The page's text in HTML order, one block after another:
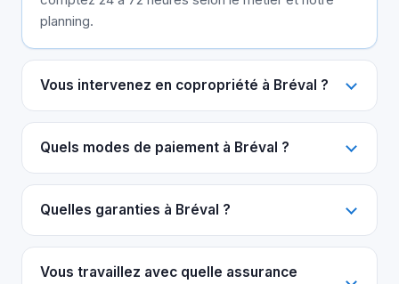
planning.
Vous intervenez en copropriété à Bréval ?
Quels modes de paiement à Bréval ?
Quelles garanties à Bréval ?
Vous travaillez avec quelle assurance